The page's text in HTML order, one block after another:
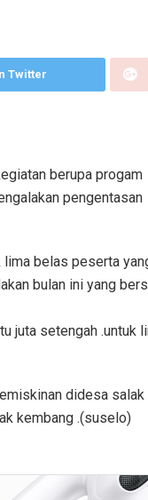
Twitter
berupa progam
pengentasan
lima belas peserta
bulan ini yang
juta setengah .untuk
didesa salak
kembang .(suselo)